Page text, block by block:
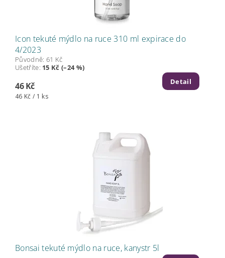
Icon tekuté mýdlo na ruce 310 ml expirace do
4/2023
Původně: 61 Kč
Ušetříte: 15 Kč (–24 %)
46 Kč
46 Kč / 1 ks
Detail
Bonsai tekuté mýdlo na ruce, kanystr 5l